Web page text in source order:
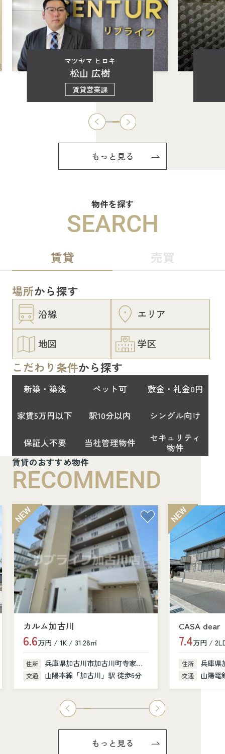
マツヤマ ヒロキ
松山 広樹
賃貸営業課
もっと見る
物件を探す
SEARCH
賃貸 売買
場所から探す
沿線 エリア
地図 学区
こだわり条件から探す
新築・築浅 ペット可 敷金・礼金0円
家賃5万円以下 駅10分以内 シングル向け
保証人不要 当社管理物件
セキュリティ
物件
賃貸のおすすめ物件
RECOMMEND
カルム加古川
6.6万円 / 1K / 31.28㎡
住所 兵庫県加古川市加古川町寺家町379-1
交通 山陽本線「加古川」駅 徒歩6分
CASA dear
7.4万円 /
住所 兵庫県
交通 山陽電
もっと見る